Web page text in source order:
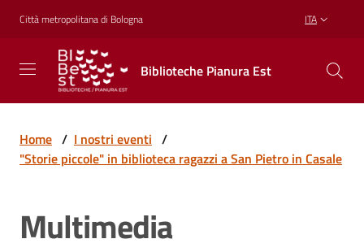
Vai al contenuto
Vai alla navigazione
Vai al footer
Città metropolitana di Bologna ITA
Biblioteche Pianura Est
Biblioteche
Pianura
Est
CREARE,
RICREARSI
Biblioteche
Home / I nostri eventi /
"Storie piccole" in biblioteca ragazzi a San Pietro in Casale
Multimedia